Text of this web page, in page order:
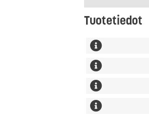
Tuotetiedot